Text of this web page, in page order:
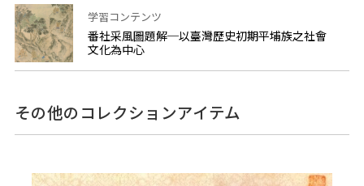
学習コンテンツ
番社采風圖題解─以臺灣歷史初期平埔族之社會
文化為中心
その他のコレクションアイテム